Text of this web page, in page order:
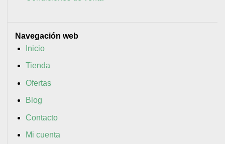
Navegación web
Inicio
Tienda
Ofertas
Blog
Contacto
Mi cuenta